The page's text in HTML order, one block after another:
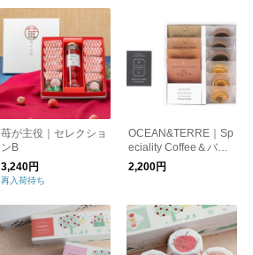
苺が主役｜セレクショ
ンB
3,240円
再入荷待ち
OCEAN&TERRE｜Sp
eciality Coffee＆バー
ムセットA
2,200円